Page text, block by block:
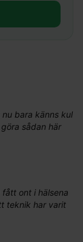
bara känns kul
sådan här
ont i hälsena
teknik har varit